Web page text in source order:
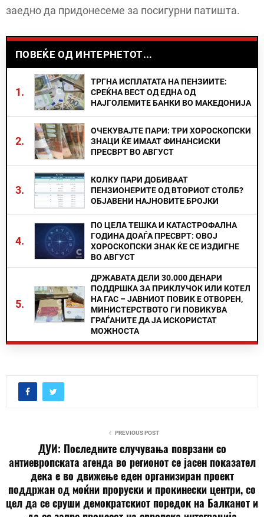
заедно да придонесеме за посигурни патишта.
ПОВЕЌЕ ОД ИНТЕРНЕТОТ...
1.
ТРГНА ИСПЛАТАТА НА ПЕНЗИИТЕ:
СРЕЌНА ВЕСТ ОД ЕДНА ОД
НАЈГОЛЕМИТЕ БАНКИ ВО МАКЕДОНИЈА
2.
ОЧЕКУВАЈТЕ ПАРИ: ТРИ ХОРОСКОПСКИ
ЗНАЦИ ЌЕ ИМААТ ФИНАНСИСКИ
ПРЕСВРТ ВО АВГУСТ
3.
КОЛКУ ПАРИ ДОБИВААТ
ПЕНЗИОНЕРИТЕ ОД ВТОРИОТ СТОЛБ?
ОБЈАВЕНИ НАЈНОВИТЕ БРОЈКИ
4.
ПО ЦЕЛА ТЕШКА И КАТАСТРОФАЛНА
ГОДИНА ДОАЃА ПРЕСВРТ: ОВОЈ
ХОРОСКОПСКИ ЗНАК ЌЕ СЕ ИЗДИГНЕ
ВО АВГУСТ
5.
ДРЖАВАТА ДЕЛИ 30.000 ДЕНАРИ
ПОДДРШКА ЗА ПРИКЛУЧОК ИЛИ КОТЕЛ
НА ГАС – ЈАВНИОТ ПОВИК Е ОТВОРЕН,
МИНИСТЕРСТВОТО ГИ ПОВИКУВА
ГРАЃАНИТЕ ДА ЈА ИСКОРИСТАТ
МОЖНОСТА
PREVIOUS POST
ДУИ: Последните случувања поврзани со
антиевропската агенда во регионот се јасен показател
дека е во движење еден организиран проект
поддржан од моќни проруски и прокинески центри, со
цел да се сруши демократскиот поредок на Балканот и